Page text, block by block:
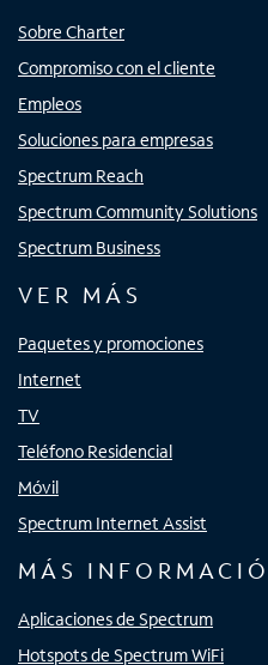
Sobre Charter
Compromiso con el cliente
Empleos
Soluciones para empresas
Spectrum Reach
Spectrum Community Solutions
Spectrum Business
VER MÁS
Paquetes y promociones
Internet
TV
Teléfono Residencial
Móvil
Spectrum Internet Assist
MÁS
Aplicaciones de Spectrum
Hotspots de Spectrum WiFi